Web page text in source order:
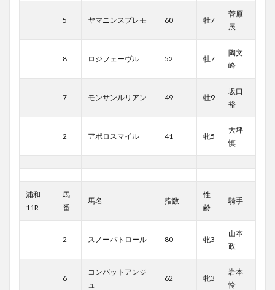
5 ヤマニンスプレモ 60 牡7
菅原
辰
8 ロジフェーヴル 52 牡7
陶文
峰
7 モンサンルリアン 49 牡9
坂口
裕
2 アポロスマイル 41 牝5
大坪
慎
浦和
11R
馬
番
馬名 指数
性
齢
騎手
2 スノーパトロール 80 牝3
山本
政
6
コンバットアンジ
ュ
62 牝3
岩本
怜